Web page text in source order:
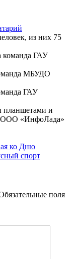
из них 75
команда ГАУ
МБУДО
ГАУ
планшетами и
ООО «ИнфоЛада»
ко Дню
спорт
поля